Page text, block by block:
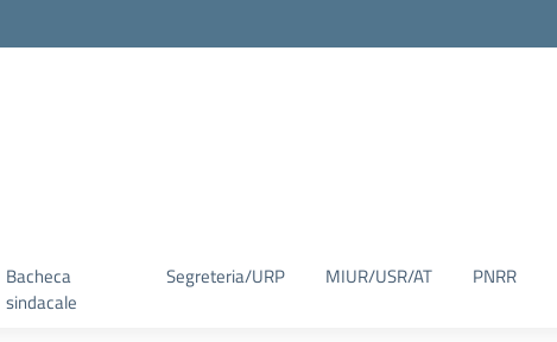
Bacheca
sindacale
Segreteria/URP MIUR/USR/AT PNRR